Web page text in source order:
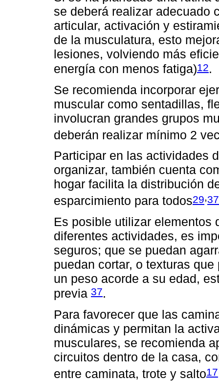
se deberá realizar adecuado
articular, activación y
de la musculatura, esto
lesiones, volviendo más
energía con menos fatiga)12.
Se recomienda incorporar
muscular como sentadillas,
involucran grandes grupos
deberán realizar mínimo 2
Participar en las actividades
organizar, también cuenta
hogar facilita la distribución
esparcimiento para todos29,37
Es posible utilizar elementos
diferentes actividades, es
seguros; que se puedan
puedan cortar, o texturas
un peso acorde a su edad,
previa 37.
Para favorecer que las
dinámicas y permitan la
musculares, se recomienda
circuitos dentro de la casa,
entre caminata, trote y salto17